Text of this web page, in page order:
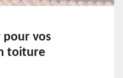
pour vos
toiture